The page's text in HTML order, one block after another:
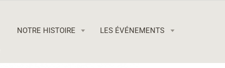
NOTRE HISTOIRE LES ÉVÉNEMENTS